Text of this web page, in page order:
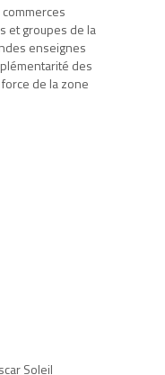
et groupes de la
enseignes
des
de la zone
Soleil